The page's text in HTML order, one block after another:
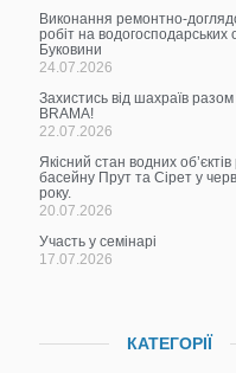
Виконання ремонтно-
робіт на водогосподарських
Буковини
24.07.2026
Захистись від шахраїв разом
BRAMA!
22.07.2026
Якісний стан водних об’єктів
басейну Прут та Сірет у
року.
20.07.2026
Участь у семінарі
17.07.2026
КАТЕГОРІЇ